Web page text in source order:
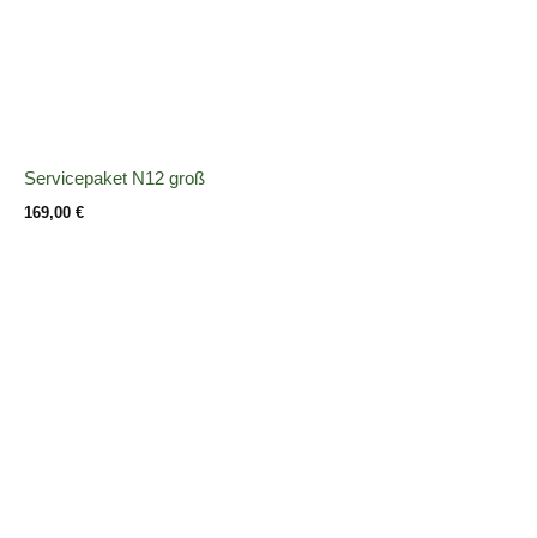
Servicepaket N12 groß
169,00 €